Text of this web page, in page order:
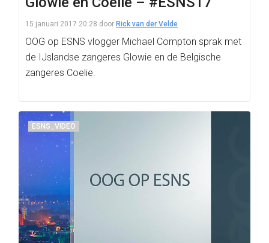
15 januari 2017 20:28 door Rick van der Velde
OOG op ESNS vlogger Michael Compton sprak met
de IJslandse zangeres Glowie en de Belgische
zangeres Coelie.
ESNS_VIDEO